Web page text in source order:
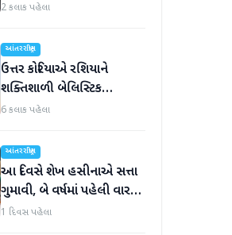
2 કલાક પહેલા
આંતરરાષ્ટ્રીય
ઉત્તર કોરિયાએ રશિયાને
શક્તિશાળી બેલિસ્ટિક
મિસાઇલ આપી, યુક્રેન ગુસ્સે
6 કલાક પહેલા
આંતરરાષ્ટ્રીય
આ દિવસે શેખ હસીનાએ સત્તા
ગુમાવી, બે વર્ષમાં પહેલી વાર
દુનિયા સમક્ષ હાજર થશે
1 દિવસ પહેલા